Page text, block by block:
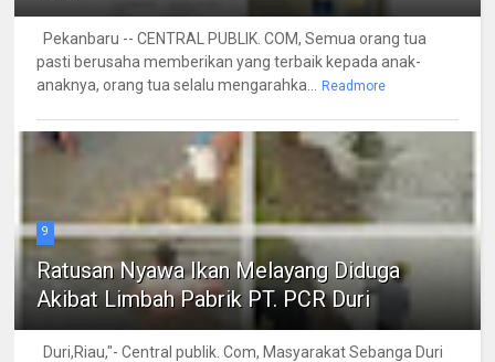
Pekanbaru -- CENTRAL PUBLIK. COM, Semua orang tua
pasti berusaha memberikan yang terbaik kepada anak-
anaknya, orang tua selalu mengarahka...
Readmore
9
Ratusan Nyawa Ikan Melayang Diduga
Akibat Limbah Pabrik PT. PCR Duri
Duri,Riau,"- Central publik. Com, Masyarakat Sebanga Duri